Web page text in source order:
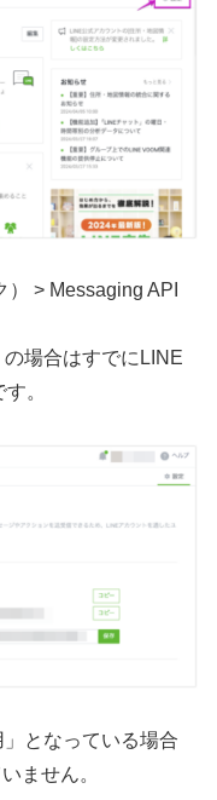
> Messaging API
場合はすでにLINE
。
となっている場合
ません。